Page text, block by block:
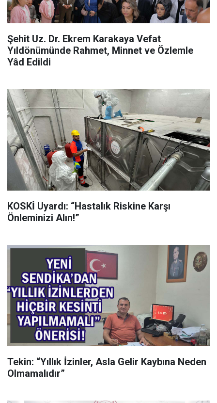
Şehit Uz. Dr. Ekrem Karakaya Vefat
Yıldönümünde Rahmet, Minnet ve Özlemle
Yâd Edildi
KOSKİ Uyardı: “Hastalık Riskine Karşı
Önleminizi Alın!”
Tekin: “Yıllık İzinler, Asla Gelir Kaybına Neden
Olmamalıdır”